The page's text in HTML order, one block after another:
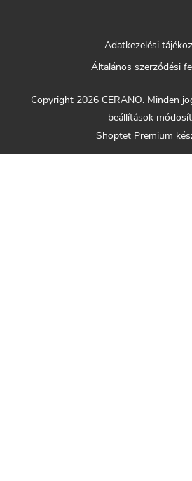
Adatkezelési
Általános szerződési
Shoptet Premium
Copyright 2026 CERANO. Minden
beállítások